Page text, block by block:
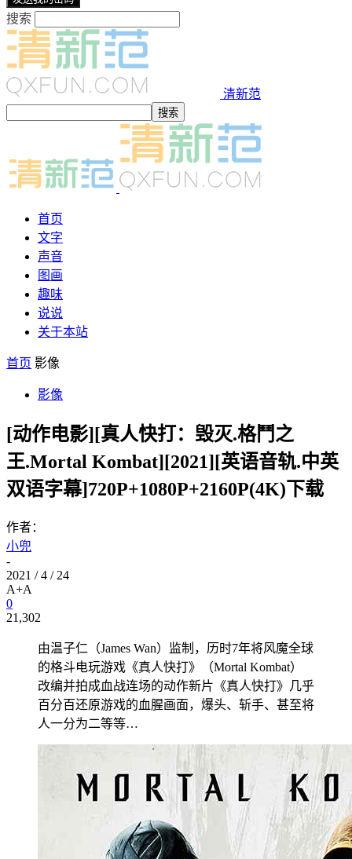
搜索
清新范
首页
文字
声音
图画
趣味
说说
关于本站
首页 影像
影像
[动作电影][真人快打：毁灭.格鬥之
王.Mortal Kombat][2021][英语音轨.中英
双语字幕]720P+1080P+2160P(4K)下载
作者：
小兜
-
2021 / 4 / 24
A+A
0
21,302
由温子仁（James Wan）监制，历时7年将风魔全球
的格斗电玩游戏《真人快打》（Mortal Kombat）
改编并拍成血战连场的动作新片《真人快打》几乎
百分百还原游戏的血腥画面，爆头、斩手、甚至将
人一分为二等等…